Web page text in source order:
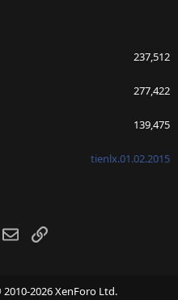
237,512
277,422
139,475
tienlx.01.02.2015
EmailLink
2026 XenForo Ltd.